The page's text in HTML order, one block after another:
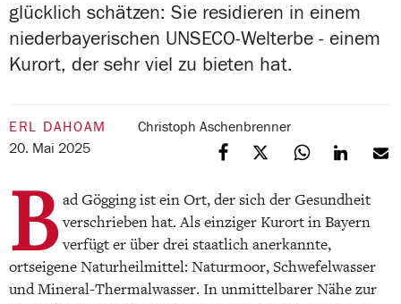
glücklich schätzen: Sie residieren in einem
niederbayerischen UNSECO-Welterbe - einem
Kurort, der sehr viel zu bieten hat.
ERL DAHOAM
Christoph Aschenbrenner
20. Mai 2025
B ad Gögging ist ein Ort, der sich der Gesundheit
verschrieben hat. Als einziger Kurort in Bayern
verfügt er über drei staatlich anerkannte,
ortseigene Naturheilmittel: Naturmoor, Schwefelwasser
und Mineral-Thermalwasser. In unmittelbarer Nähe zur